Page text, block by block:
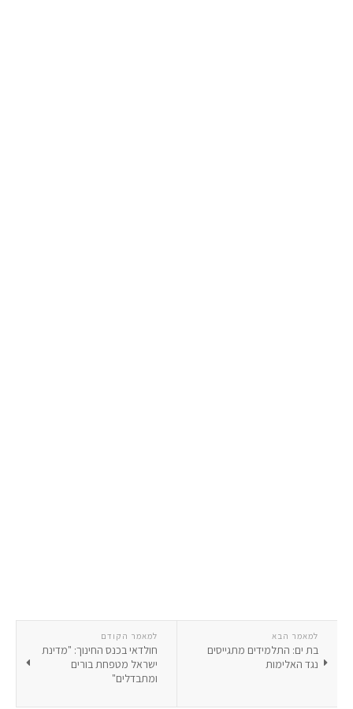
למאמר הקודם
חולדאי בכנס החינוך: "מדינת
ישראל מטפחת בורים
ומתבדלים"
למאמר הבא
בת ים: התלמידים מתגייסים
נגד האלימות